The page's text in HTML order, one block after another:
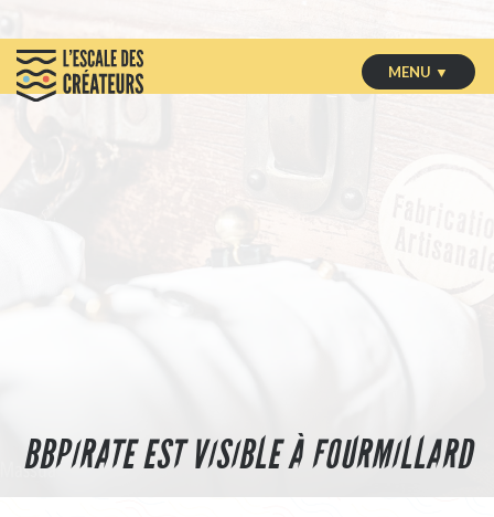
MENU ▼
BBPIRATE EST VISIBLE À FOURMILLARD